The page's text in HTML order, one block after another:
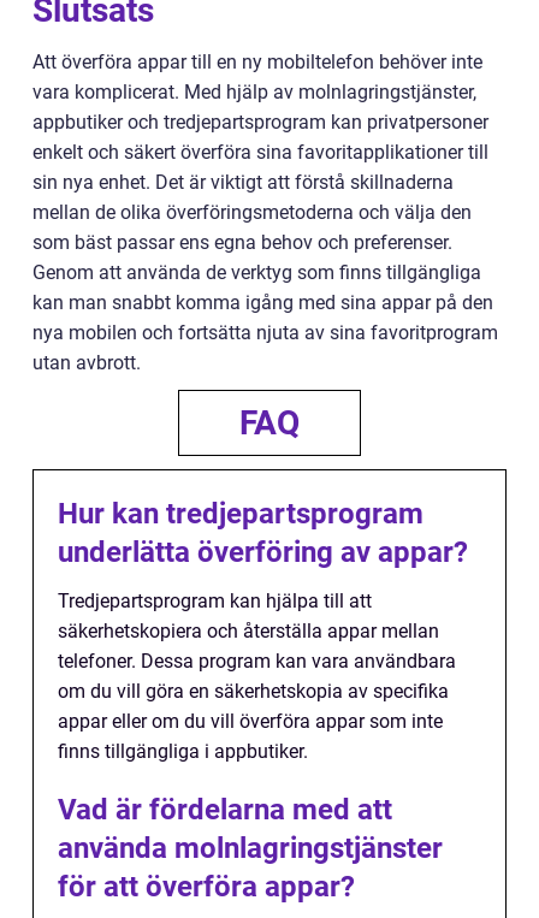
Slutsats
Att överföra appar till en ny mobiltelefon behöver inte
vara komplicerat. Med hjälp av molnlagringstjänster,
appbutiker och tredjepartsprogram kan privatpersoner
enkelt och säkert överföra sina favoritapplikationer till
sin nya enhet. Det är viktigt att förstå skillnaderna
mellan de olika överföringsmetoderna och välja den
som bäst passar ens egna behov och preferenser.
Genom att använda de verktyg som finns tillgängliga
kan man snabbt komma igång med sina appar på den
nya mobilen och fortsätta njuta av sina favoritprogram
utan avbrott.
FAQ
Hur kan tredjepartsprogram
underlätta överföring av appar?
Tredjepartsprogram kan hjälpa till att
säkerhetskopiera och återställa appar mellan
telefoner. Dessa program kan vara användbara
om du vill göra en säkerhetskopia av specifika
appar eller om du vill överföra appar som inte
finns tillgängliga i appbutiker.
Vad är fördelarna med att
använda molnlagringstjänster
för att överföra appar?